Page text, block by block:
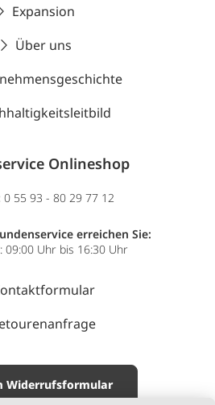
Expansion
Über uns
Onlineshop
0 55 93 - 80 29 77 12
erreichen Sie:
09:00 Uhr bis 16:30 Uhr
Widerrufsformular